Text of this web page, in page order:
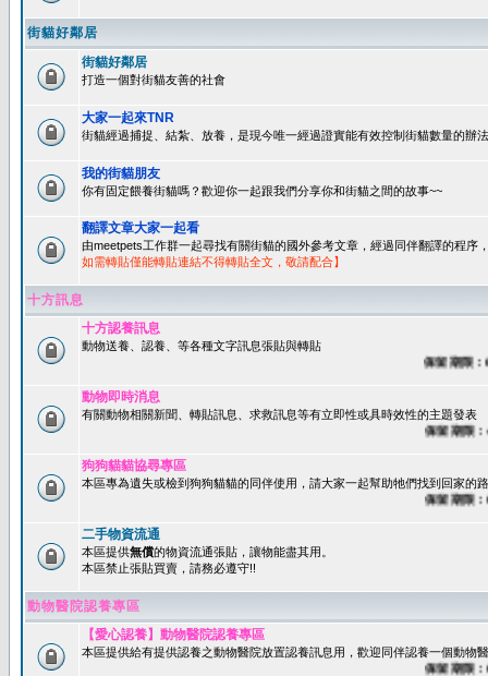
街貓好鄰居
街貓好鄰居
打造一個對街貓友善的社會
大家一起來TNR
街貓經過捕捉、結紮、放養，是現今唯一經過證實能有效控制街貓數量的辦
我的街貓朋友
你有固定餵養街貓嗎？歡迎你一起跟我們分享你和街貓之間的故事~~
翻譯文章大家一起看
由meetpets工作群一起尋找有關街貓的國外參考文章，經過同伴翻譯的程序
如需轉貼僅能轉貼連結不得轉貼全文，敬請配合】
十方訊息
十方認養訊息
動物送養、認養、等各種文字訊息張貼與轉貼
保留期限：60
動物即時消息
有關動物相關新聞、轉貼訊息、求救訊息等有立即性或具時效性的主題發表
保留期限：45
狗狗貓貓協尋專區
本區專為遺失或檢到狗狗貓貓的同伴使用，請大家一起幫助牠們找到回家的
保留期限：60
二手物資流通
本區提供無償的物資流通張貼，讓物能盡其用。
本區禁止張貼買賣，請務必遵守!!
動物醫院認養專區
【愛心認養】動物醫院認養專區
本區提供給有提供認養之動物醫院放置認養訊息用，歡迎同伴認養一個動物
保留期限：60